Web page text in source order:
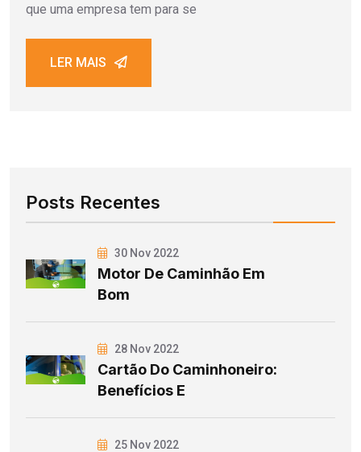
que uma empresa tem para se
LER MAIS
Posts Recentes
30 Nov 2022
Motor De Caminhão Em
Bom
28 Nov 2022
Cartão Do Caminhoneiro:
Benefícios E
25 Nov 2022